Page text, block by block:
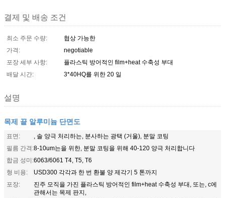
결제 및 배송 조건
최소 주문 수량:
협상 가능한
가격:
negotiable
포장 세부 사항:
플라스틱 방어적인 film+heat 수축성 부대
배달 시간:
3*40HQ를 위한 20 일
설명
목제 끝 알루미늄 단면도
표면:
, 솔 양극 처리하는, 분사하는 광택 (거울), 분말 코팅
필름 간격:8-10um는을 위한, 분말 코팅을 위해 40-120 양극 처리합니다
합금 성미:6063/6061 T4, T5, T6
형 비용:
USD300 각각과 한 번 환불 양 제각기 5 톤까지
포장:
진주 모직을 가진 플라스틱 방어적인 film+heat 수축성 부대, 또는, c에
관해서는 목제 판지,